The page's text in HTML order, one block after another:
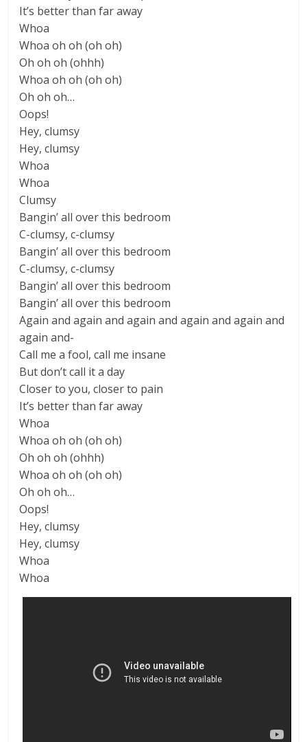
It’s better than far away
Whoa
Whoa oh oh (oh oh)
Oh oh oh (ohhh)
Whoa oh oh (oh oh)
Oh oh oh…
Oops!
Hey, clumsy
Hey, clumsy
Whoa
Whoa
Clumsy
Bangin’ all over this bedroom
C-clumsy, c-clumsy
Bangin’ all over this bedroom
C-clumsy, c-clumsy
Bangin’ all over this bedroom
Bangin’ all over this bedroom
Again and again and again and again and again and
again and-
Call me a fool, call me insane
But don’t call it a day
Closer to you, closer to pain
It’s better than far away
Whoa
Whoa oh oh (oh oh)
Oh oh oh (ohhh)
Whoa oh oh (oh oh)
Oh oh oh…
Oops!
Hey, clumsy
Hey, clumsy
Whoa
Whoa